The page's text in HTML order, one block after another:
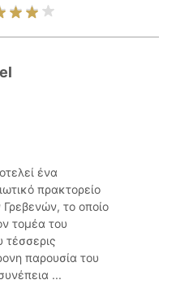
ένα
πρακτορείο
το οποίο
τομέα του
τέσσερις
παρουσία του
...